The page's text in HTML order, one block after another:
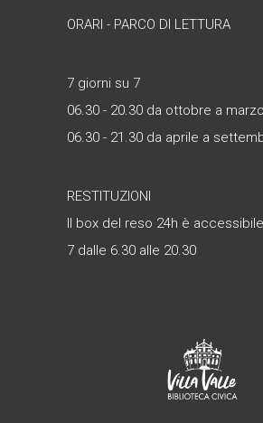
ORARI - PARCO DI LETTURA
7 giorni su 7
06.30 - 20.30 da ottobre a marzo
06.30 - 21.30 da aprile a
RESTITUZIONI
Il box del reso 24h è
7 dalle 6.30 alle 20.30